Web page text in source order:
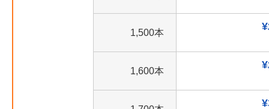
1,500本
1,600本